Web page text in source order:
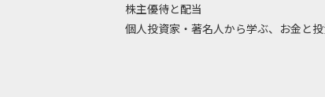
株主優待と配当
個人投資家・著名人から学ぶ、お金と